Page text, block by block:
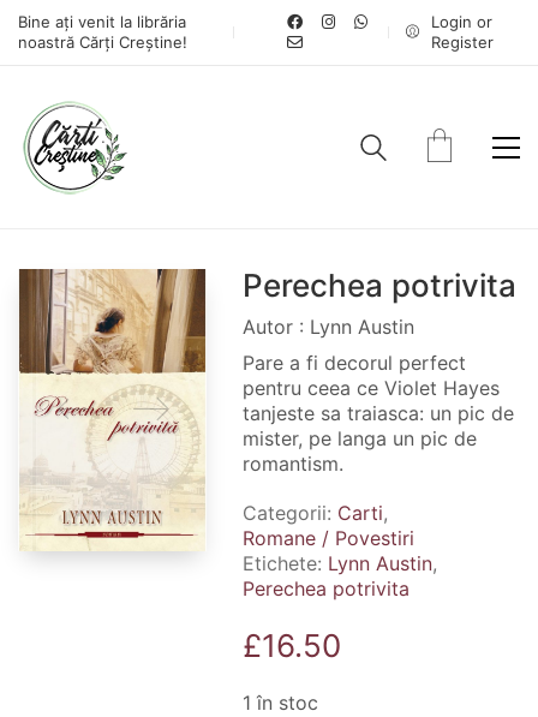
Bine ați venit la librăria
noastră Cărți Creștine!
Login or
Register
Perechea potrivita
Autor : Lynn Austin
Pare a fi decorul perfect
pentru ceea ce Violet Hayes
tanjeste sa traiasca: un pic de
mister, pe langa un pic de
romantism.
Categorii: Carti,
Romane / Povestiri
Etichete: Lynn Austin,
Perechea potrivita
£16.50
1 în stoc